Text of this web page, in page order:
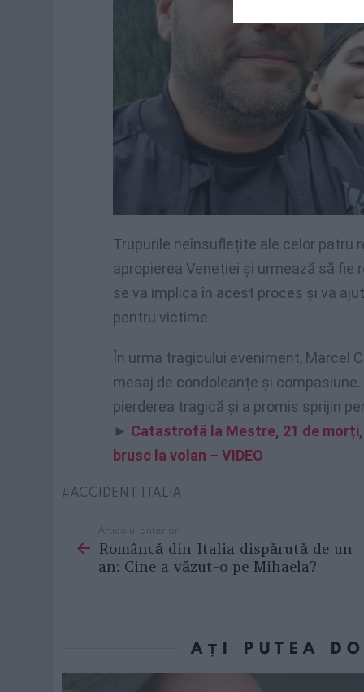
Trupurile neînsuflețite ale celor patru
apropierea Veneției și urmează să fie
se va implica în acest proces și va
pentru victime.
În urma tragicului eveniment, Marcel
mesaj de condoleanțe și
pierderea tragică și a promis sprijin
► Catastrofă la Mestre, 21 de
brusc la volan – VIDEO
ACCIDENT ITALIA
more
Articolul anterior
Româncă din Italia dispărută de un
an: Cine a văzut-o pe Mihaela?
AȚI PUTEA